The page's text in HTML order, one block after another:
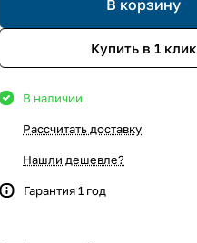
В корзину
Купить в 1 клик
В наличии
Рассчитать доставку
Нашли дешевле?
Гарантия 1 год